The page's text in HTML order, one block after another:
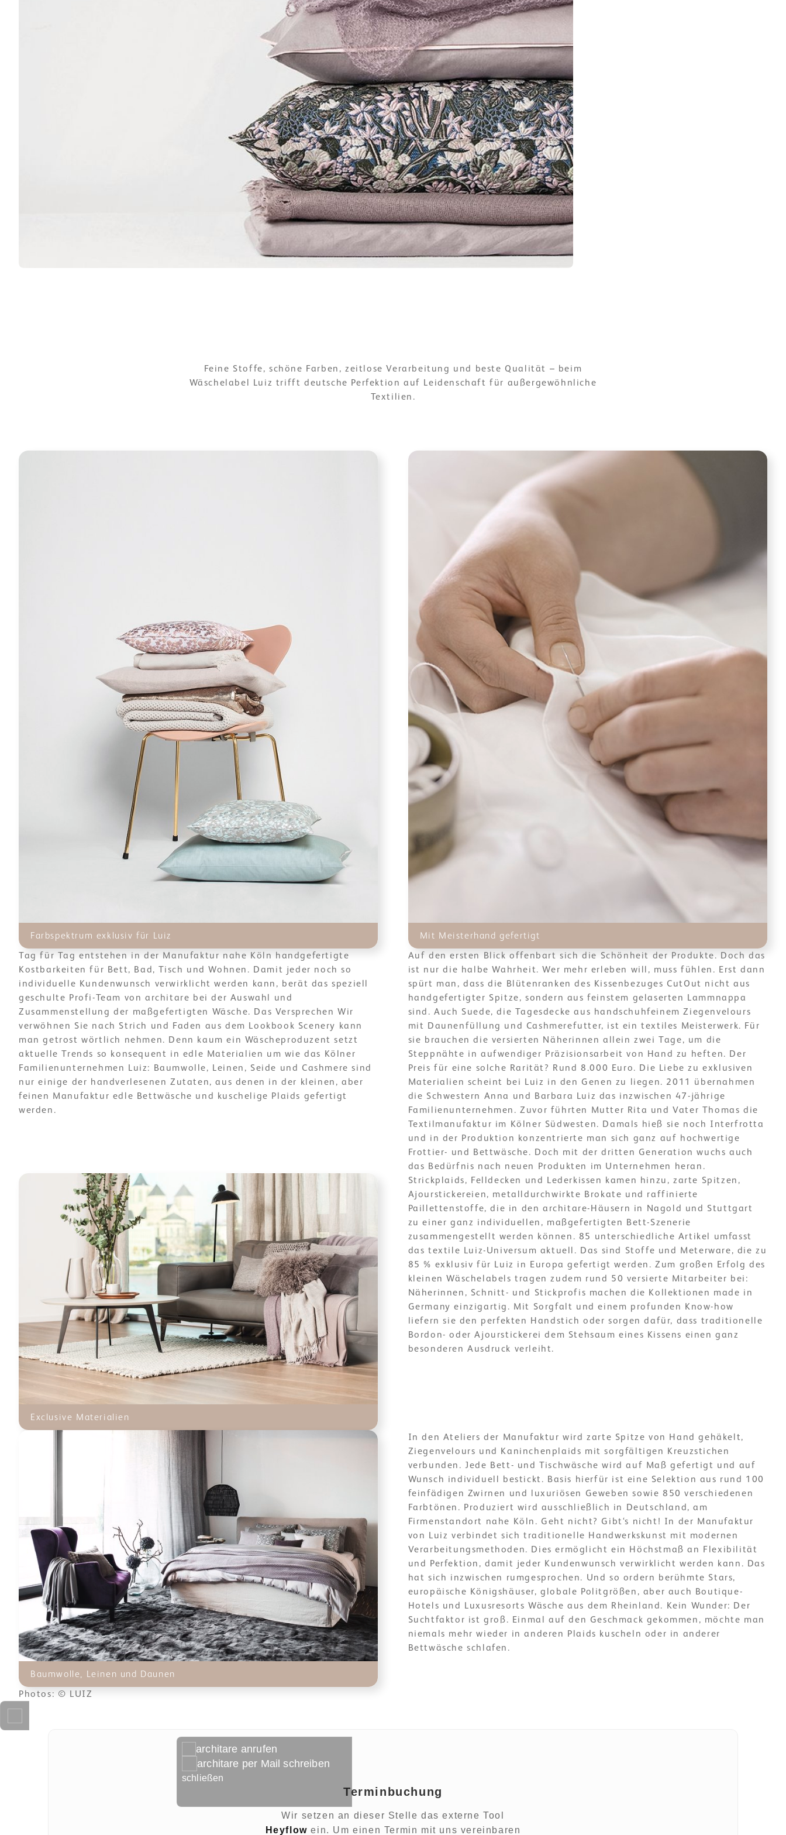
Feine Stoffe, schöne Farben, zeitlose Verarbeitung und beste Qualität – beim
Wäschelabel Luiz trifft deutsche Perfektion auf Leidenschaft für außergewöhnliche
Textilien.
Farbspektrum exklusiv für Luiz
Mit Meisterhand gefertigt
Tag für Tag entstehen in der Manufaktur nahe Köln handgefertigte
Kostbarkeiten für Bett, Bad, Tisch und Wohnen. Damit jeder noch so
individuelle Kundenwunsch verwirklicht werden kann, berät das speziell
geschulte Profi-Team von architare bei der Auswahl und
Zusammenstellung der maßgefertigten Wäsche. Das Versprechen Wir
verwöhnen Sie nach Strich und Faden aus dem Lookbook Scenery kann
man getrost wörtlich nehmen. Denn kaum ein Wäscheproduzent setzt
aktuelle Trends so konsequent in edle Materialien um wie das Kölner
Familienunternehmen Luiz: Baumwolle, Leinen, Seide und Cashmere sind
nur einige der handverlesenen Zutaten, aus denen in der kleinen, aber
feinen Manufaktur edle Bettwäsche und kuschelige Plaids gefertigt
werden.
Auf den ersten Blick offenbart sich die Schönheit der Produkte. Doch das
ist nur die halbe Wahrheit. Wer mehr erleben will, muss fühlen. Erst dann
spürt man, dass die Blütenranken des Kissenbezuges CutOut nicht aus
handgefertigter Spitze, sondern aus feinstem gelaserten Lammnappa
sind. Auch Suede, die Tagesdecke aus handschuhfeinem Ziegenvelours
mit Daunenfüllung und Cashmerefutter, ist ein textiles Meisterwerk. Für
sie brauchen die versierten Näherinnen allein zwei Tage, um die
Steppnähte in aufwendiger Präzisionsarbeit von Hand zu heften. Der
Preis für eine solche Rarität? Rund 8.000 Euro. Die Liebe zu exklusiven
Materialien scheint bei Luiz in den Genen zu liegen. 2011 übernahmen
die Schwestern Anna und Barbara Luiz das inzwischen 47-jährige
Familienunternehmen. Zuvor führten Mutter Rita und Vater Thomas die
Textilmanufaktur im Kölner Südwesten. Damals hieß sie noch Interfrotta
und in der Produktion konzentrierte man sich ganz auf hochwertige
Frottier- und Bettwäsche. Doch mit der dritten Generation wuchs auch
das Bedürfnis nach neuen Produkten im Unternehmen heran.
Exclusive Materialien
Strickplaids, Felldecken und Lederkissen kamen hinzu, zarte Spitzen,
Ajourstickereien, metalldurchwirkte Brokate und raffinierte
Paillettenstoffe, die in den architare-Häusern in Nagold und Stuttgart
zu einer ganz individuellen, maßgefertigten Bett-Szenerie
zusammengestellt werden können. 85 unterschiedliche Artikel umfasst
das textile Luiz-Universum aktuell. Das sind Stoffe und Meterware, die zu
85 % exklusiv für Luiz in Europa gefertigt werden. Zum großen Erfolg des
kleinen Wäschelabels tragen zudem rund 50 versierte Mitarbeiter bei:
Näherinnen, Schnitt- und Stickprofis machen die Kollektionen made in
Germany einzigartig. Mit Sorgfalt und einem profunden Know-how
liefern sie den perfekten Handstich oder sorgen dafür, dass traditionelle
Bordon- oder Ajourstickerei dem Stehsaum eines Kissens einen ganz
besonderen Ausdruck verleiht.
Baumwolle, Leinen und Daunen
In den Ateliers der Manufaktur wird zarte Spitze von Hand gehäkelt,
Ziegenvelours und Kaninchenplaids mit sorgfältigen Kreuzstichen
verbunden. Jede Bett- und Tischwäsche wird auf Maß gefertigt und auf
Wunsch individuell bestickt. Basis hierfür ist eine Selektion aus rund 100
feinfädigen Zwirnen und luxuriösen Geweben sowie 850 verschiedenen
Farbtönen. Produziert wird ausschließlich in Deutschland, am
Firmenstandort nahe Köln. Geht nicht? Gibt‘s nicht! In der Manufaktur
von Luiz verbindet sich traditionelle Handwerkskunst mit modernen
Verarbeitungsmethoden. Dies ermöglicht ein Höchstmaß an Flexibilität
und Perfektion, damit jeder Kundenwunsch verwirklicht werden kann. Das
hat sich inzwischen rumgesprochen. Und so ordern berühmte Stars,
europäische Königshäuser, globale Politgrößen, aber auch Boutique-
Hotels und Luxusresorts Wäsche aus dem Rheinland. Kein Wunder: Der
Suchtfaktor ist groß. Einmal auf den Geschmack gekommen, möchte man
niemals mehr wieder in anderen Plaids kuscheln oder in anderer
Bettwäsche schlafen.
Photos: © LUIZ
architare anrufen
architare per Mail schreiben
schließen
Terminbuchung
Wir setzen an dieser Stelle das externe Tool
Heyflow ein. Um einen Termin mit uns vereinbaren